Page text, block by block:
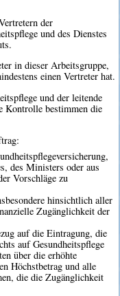
der
und des Dienstes
in dieser Arbeitsgruppe,
einen Vertreter hat.
und der leitende
Kontrolle bestimmen die
des Ministers oder aus
Vorschläge zu
hinsichtlich aller
Zugänglichkeit der
auf die Eintragung, die
auf Gesundheitspflege
über die erhöhte
Höchstbetrag und alle
die die Zugänglichkeit